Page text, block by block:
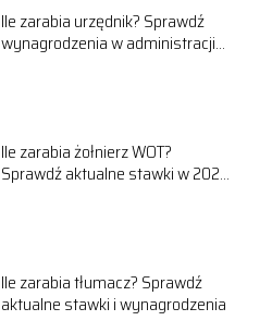
Ile zarabia urzędnik? Sprawdź
wynagrodzenia w administracji
Ile zarabia żołnierz WOT?
Sprawdź aktualne stawki w 2025
Ile zarabia tłumacz? Sprawdź
aktualne stawki i wynagrodzenia